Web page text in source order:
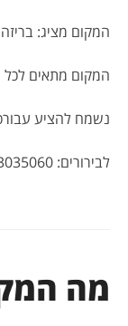
המקום מציג:
המקום מתאים לכל
נשמח להציע
לבירורים: 03-3035060
מה